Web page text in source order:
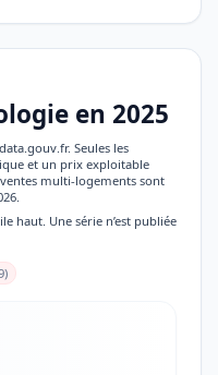
en 2025
Seules les
et un prix exploitable
multi-logements sont
haut. Une série n’est publiée